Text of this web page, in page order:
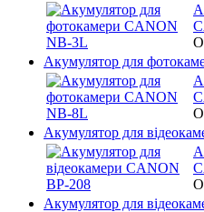
Акумулятор для
Акумулятор для
Акумулятор для